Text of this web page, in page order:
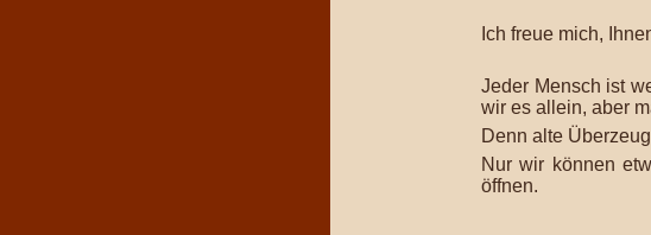
Ich freue mich,
Jeder Mensch ist
wir es allein, aber
Denn alte
Nur wir können
öffnen.